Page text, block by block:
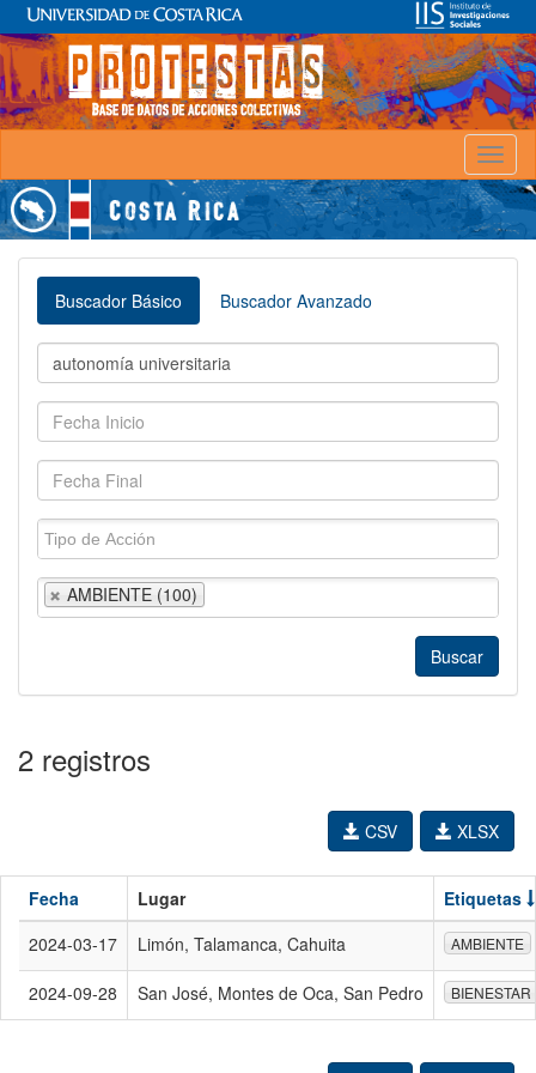
Buscador Básico Buscador Avanzado
AMBIENTE (100)
2 registros
XLSX
CSV
Fecha Lugar
Etiquetas
2024-03-17
Limón, Talamanca, Cahuita AMBIENTE
2024-09-28 San José, Montes de Oca, San Pedro